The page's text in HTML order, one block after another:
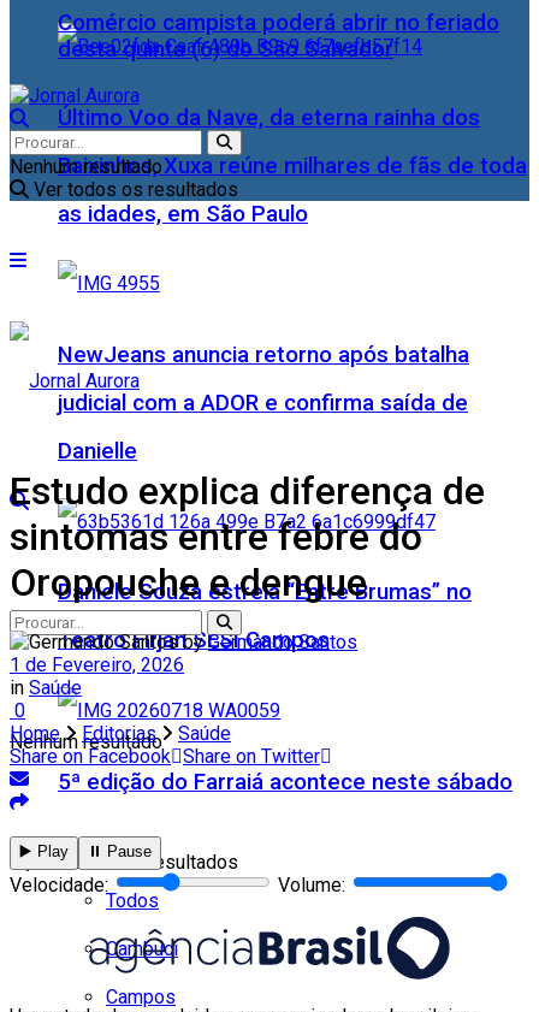
Último Voo da Nave, da eterna rainha dos
Baixinhos, Xuxa reúne milhares de fãs de toda
as idades, em São Paulo
NewJeans anuncia retorno após batalha
judicial com a ADOR e confirma saída de
Danielle
Daniele Souza estreia “Entre Brumas” no
Teatro Firjan SESI Campos
5ª edição do Farraiá acontece neste sábado
Cidades
Todos
Cambuci
Campos
Comércio campista poderá abrir no feriado
desta quinta (6) do São Salvador
Nenhum resultado
Ver todos os resultados
Nenhum resultado
Ver todos os resultados
Estudo explica diferença de
sintomas entre febre do
Oropouche e dengue
by Germando Santos
1 de Fevereiro, 2026
in Saúde
0
Home
Editorias
Saúde
Share on Facebook Share on Twitter
▶️ Play ⏸️ Pause
Velocidade: Volume: